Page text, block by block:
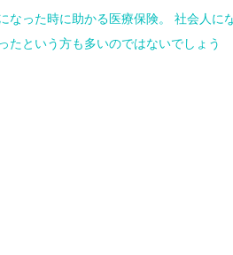
なった時に助かる医療保険。 社会人に
たという方も多いのではないでしょう